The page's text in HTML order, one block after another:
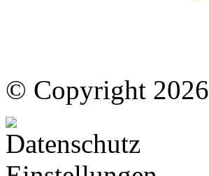
© Copyright 2026